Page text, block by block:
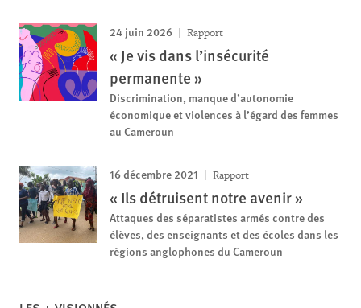
24 juin 2026 Rapport
« Je vis dans l’insécurité
permanente »
Discrimination, manque d’autonomie
économique et violences à l’égard des femmes
au Cameroun
16 décembre 2021 Rapport
« Ils détruisent notre avenir »
Attaques des séparatistes armés contre des
élèves, des enseignants et des écoles dans les
régions anglophones du Cameroun